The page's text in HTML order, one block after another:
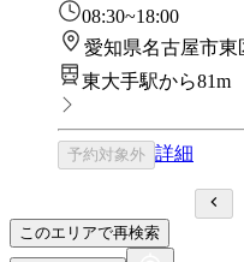
08:30~18:00
愛知県名古屋市東
東大手駅から81m
予約対象外 詳細
このエリアで再検索